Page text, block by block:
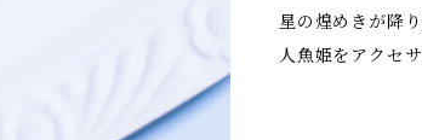
星の煌めきが降
人魚姫をアクセ